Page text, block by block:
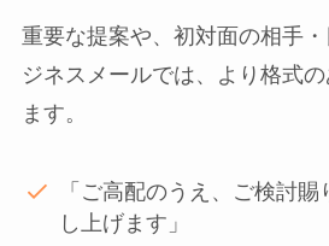
重要な提案や、初対面の相手
ジネスメールでは、より格式
ます。
「ご高配のうえ、ご検討
し上げます」